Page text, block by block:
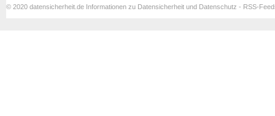
© 2020 datensicherheit.de Informationen zu Datensicherheit und Datenschutz - RSS-